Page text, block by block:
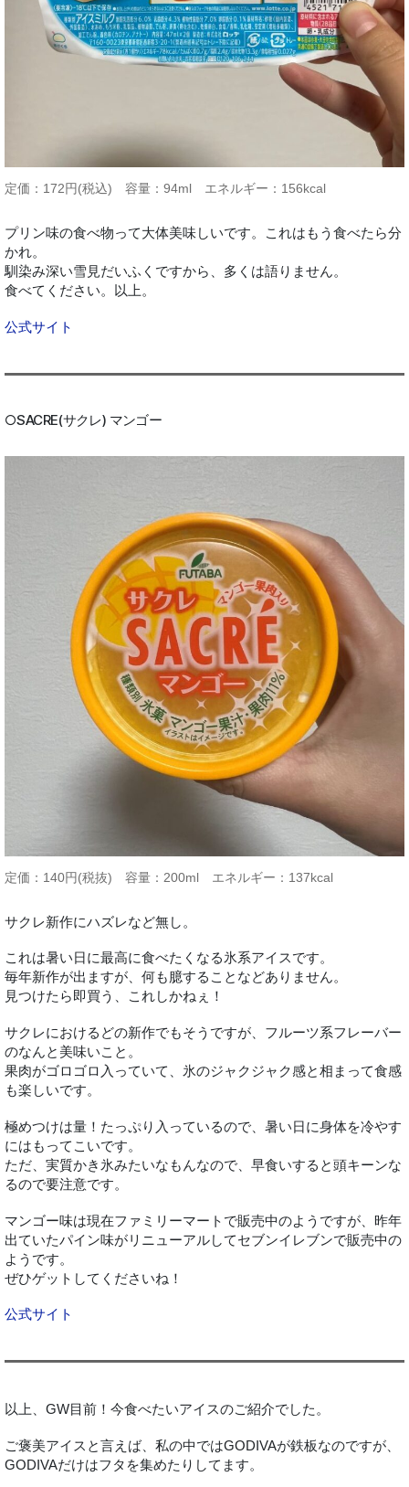
定価：172円(税込) 容量：94ml エネルギー：156kcal
プリン味の食べ物って大体美味しいです。これはもう食べたら分
かれ。
馴染み深い雪見だいふくですから、多くは語りません。
食べてください。以上。
公式サイト
○SACRE(サクレ) マンゴー
定価：140円(税抜) 容量：200ml エネルギー：137kcal
サクレ新作にハズレなど無し。
これは暑い日に最高に食べたくなる氷系アイスです。
毎年新作が出ますが、何も臆することなどありません。
見つけたら即買う、これしかねぇ！
サクレにおけるどの新作でもそうですが、フルーツ系フレーバー
のなんと美味いこと。
果肉がゴロゴロ入っていて、氷のジャクジャク感と相まって食感
も楽しいです。
極めつけは量！たっぷり入っているので、暑い日に身体を冷やす
にはもってこいです。
ただ、実質かき氷みたいなもんなので、早食いすると頭キーンな
るので要注意です。
マンゴー味は現在ファミリーマートで販売中のようですが、昨年
出ていたパイン味がリニューアルしてセブンイレブンで販売中の
ようです。
ぜひゲットしてくださいね！
公式サイト
以上、GW目前！今食べたいアイスのご紹介でした。
ご褒美アイスと言えば、私の中ではGODIVAが鉄板なのですが、
GODIVAだけはフタを集めたりしてます。